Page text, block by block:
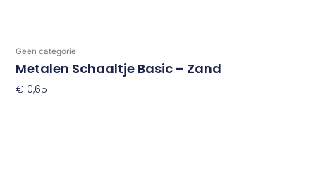
Geen categorie
Metalen Schaaltje Basic – Zand
€ 0,65